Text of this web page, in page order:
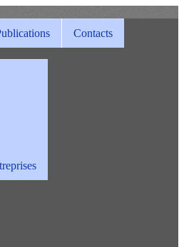
Contacts